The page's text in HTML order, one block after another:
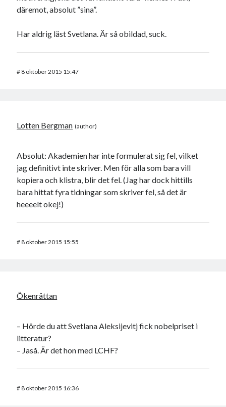
däremot, absolut ”sina”.
Har aldrig läst Svetlana. Är så obildad, suck.
# 8 oktober 2015 15:47
Lotten Bergman
Absolut: Akademien har inte formulerat sig fel, vilket
jag definitivt inte skriver. Men för alla som bara vill
kopiera och klistra, blir det fel. (Jag har dock hittills
bara hittat fyra tidningar som skriver fel, så det är
heeeelt okej!)
# 8 oktober 2015 15:55
Ökenråttan
– Hörde du att Svetlana Aleksijevitj fick nobelpriset i
litteratur?
– Jaså. Är det hon med LCHF?
# 8 oktober 2015 16:36